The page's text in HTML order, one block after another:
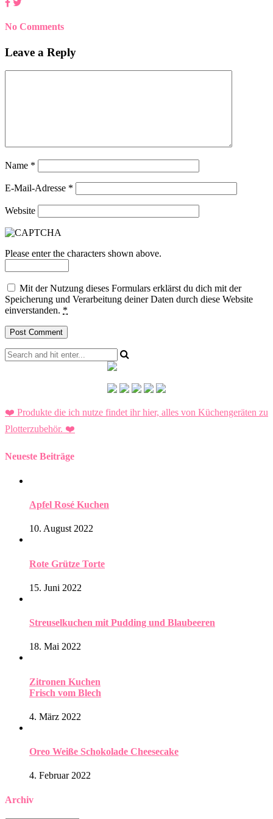
No Comments
Leave a Reply
Name *
E-Mail-Adresse *
Website
Please enter the characters shown above.
Mit der Nutzung dieses Formulars erklärst du dich mit der
Speicherung und Verarbeitung deiner Daten durch diese Website
einverstanden. *
❤️ Produkte die ich nutze findet ihr hier, alles von Küchengeräten zu
Plotterzubehör. ❤️
Neueste Beiträge
Apfel Rosé Kuchen
10. August 2022
Rote Grütze Torte
15. Juni 2022
Streuselkuchen mit Pudding und Blaubeeren
18. Mai 2022
Zitronen Kuchen
Frisch vom Blech
4. März 2022
Oreo Weiße Schokolade Cheesecake
4. Februar 2022
Archiv